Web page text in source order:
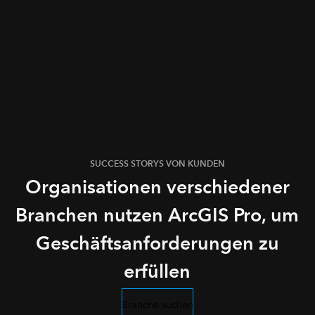
SUCCESS STORYS VON KUNDEN
Organisationen verschiedener
Branchen nutzen ArcGIS Pro, um
Geschäftsanforderungen zu
erfüllen